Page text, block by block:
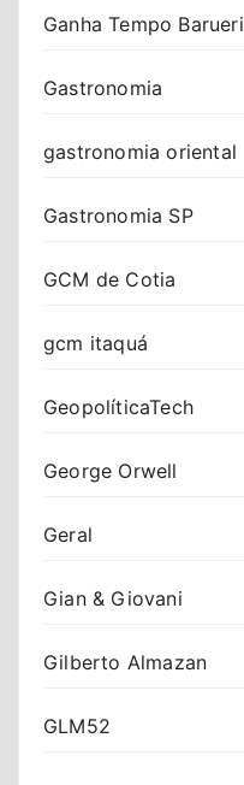
Ganha Tempo Barueri
Gastronomia
gastronomia oriental
Gastronomia SP
GCM de Cotia
gcm itaquá
GeopolíticaTech
George Orwell
Geral
Gian & Giovani
Gilberto Almazan
GLM52